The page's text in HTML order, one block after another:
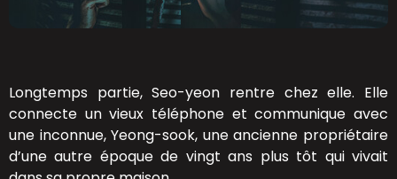
Longtemps partie, Seo-yeon rentre chez elle. Elle
connecte un vieux téléphone et communique avec
une inconnue, Yeong-sook, une ancienne propriétaire
d’une autre époque de vingt ans plus tôt qui vivait